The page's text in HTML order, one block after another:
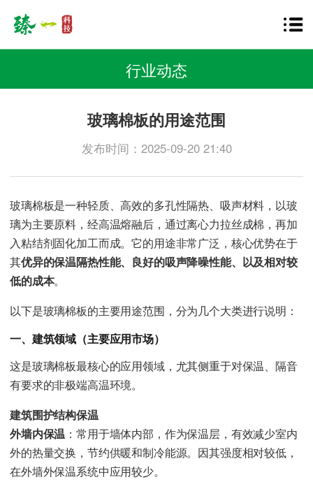
行业动态
玻璃棉板的用途范围
发布时间：2025-09-20 21:40
玻璃棉板是一种轻质、高效的多孔性隔热、吸声材料，以玻
璃为主要原料，经高温熔融后，通过离心力拉丝成棉，再加
入粘结剂固化加工而成。它的用途非常广泛，核心优势在于
其优异的保温隔热性能、良好的吸声降噪性能、以及相对较
低的成本。
以下是玻璃棉板的主要用途范围，分为几个大类进行说明：
一、建筑领域（主要应用市场）
这是玻璃棉板最核心的应用领域，尤其侧重于对保温、隔音
有要求的非极端高温环境。
建筑围护结构保温
外墙内保温 ：常用于墙体内部，作为保温层，有效减少室内
外的热量交换，节约供暖和制冷能源。因其强度相对较低，
在外墙外保温系统中应用较少。